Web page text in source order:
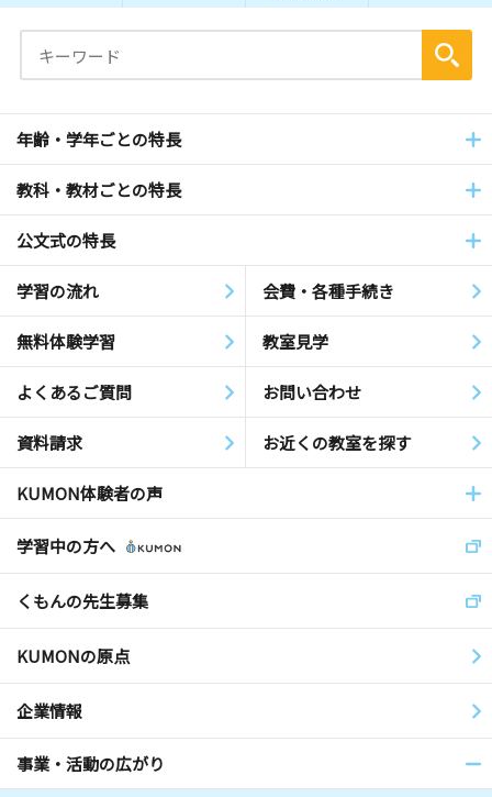
年齢・学年ごとの特長
教科・教材ごとの特長
公文式の特長
学習の流れ 会費・各種手続き
無料体験学習 教室見学
よくあるご質問 お問い合わせ
資料請求 お近くの教室を探す
KUMON体験者の声
学習中の方へ
くもんの先生募集
KUMONの原点
企業情報
事業・活動の広がり